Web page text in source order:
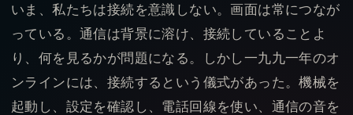
いま、私たちは接続を意識しない。画面は常につなが
っている。通信は背景に溶け、接続していることよ
り、何を見るかが問題になる。しかし一九九一年のオ
ンラインには、接続するという儀式があった。機械を
起動し、設定を確認し、電話回線を使い、通信の音を